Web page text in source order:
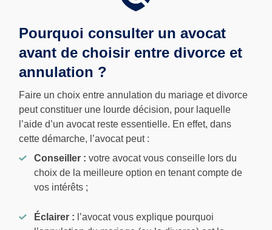
Pourquoi consulter un avocat
avant de choisir entre divorce et
annulation ?
Faire un choix entre annulation du mariage et divorce
peut constituer une lourde décision, pour laquelle
l’aide d’un avocat reste essentielle. En effet, dans
cette démarche, l’avocat peut :
Conseiller : votre avocat vous conseille lors du
choix de la meilleure option en tenant compte de
vos intérêts ;
Éclairer : l’avocat vous explique pourquoi